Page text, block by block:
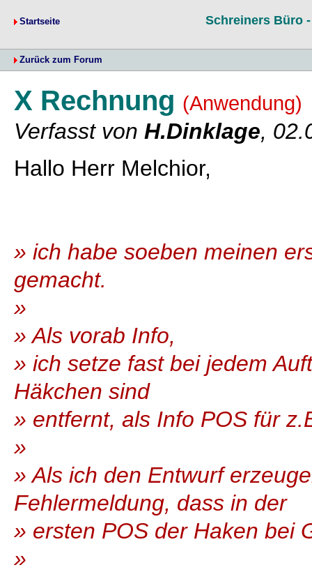
Startseite Schreiners Büro
Zurück zum Forum
X Rechnung (Anwendung)
Verfasst von H.Dinklage,
Hallo Herr Melchior,
» ich habe soeben meinen
gemacht.
»
» Als vorab Info,
» ich setze fast bei jedem
Häkchen sind
» entfernt, als Info POS für
»
» Als ich den Entwurf
Fehlermeldung, dass in der
» ersten POS der Haken bei
»